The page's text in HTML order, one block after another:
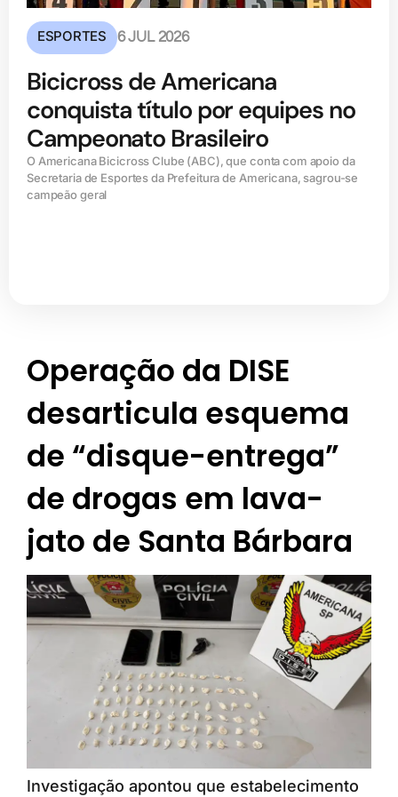
ESPORTES 6 JUL 2026
Bicicross de Americana
conquista título por equipes no
Campeonato Brasileiro
O Americana Bicicross Clube (ABC), que conta com apoio da
Secretaria de Esportes da Prefeitura de Americana, sagrou-se
campeão geral
Operação da DISE
desarticula esquema
de “disque-entrega”
de drogas em lava-
jato de Santa Bárbara
Investigação apontou que estabelecimento